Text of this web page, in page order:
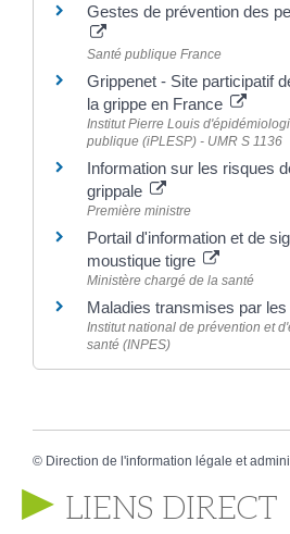
Gestes de prévention des
Santé publique France
Grippenet - Site participatif
la grippe en France
Institut Pierre Louis
publique (iPLESP) - UMR S 1136
Information sur les risques
grippale
Première ministre
Portail d'information et de
moustique tigre
Ministère chargé de la santé
Maladies transmises par
Institut national de prévention et
santé (INPES)
© Direction de l'information légale et
LIENS DIRECT